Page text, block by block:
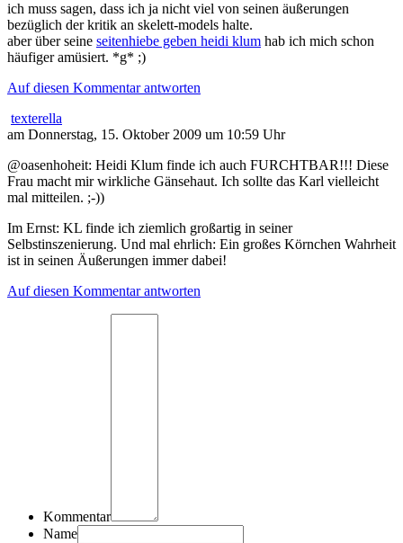
ich muss sagen, dass ich ja nicht viel von seinen äußerungen
bezüglich der kritik an skelett-models halte.
aber über seine seitenhiebe geben heidi klum hab ich mich schon
häufiger amüsiert. *g* ;)
Auf diesen Kommentar antworten
texterella
am Donnerstag, 15. Oktober 2009 um 10:59 Uhr
@oasenhoheit: Heidi Klum finde ich auch FURCHTBAR!!! Diese
Frau macht mir wirkliche Gänsehaut. Ich sollte das Karl vielleicht
mal mitteilen. ;-))
Im Ernst: KL finde ich ziemlich großartig in seiner
Selbstinszenierung. Und mal ehrlich: Ein großes Körnchen Wahrheit
ist in seinen Äußerungen immer dabei!
Auf diesen Kommentar antworten
Kommentar
Name